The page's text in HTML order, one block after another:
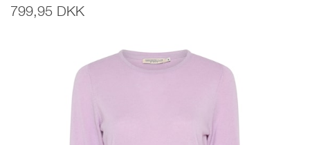
799,95 DKK